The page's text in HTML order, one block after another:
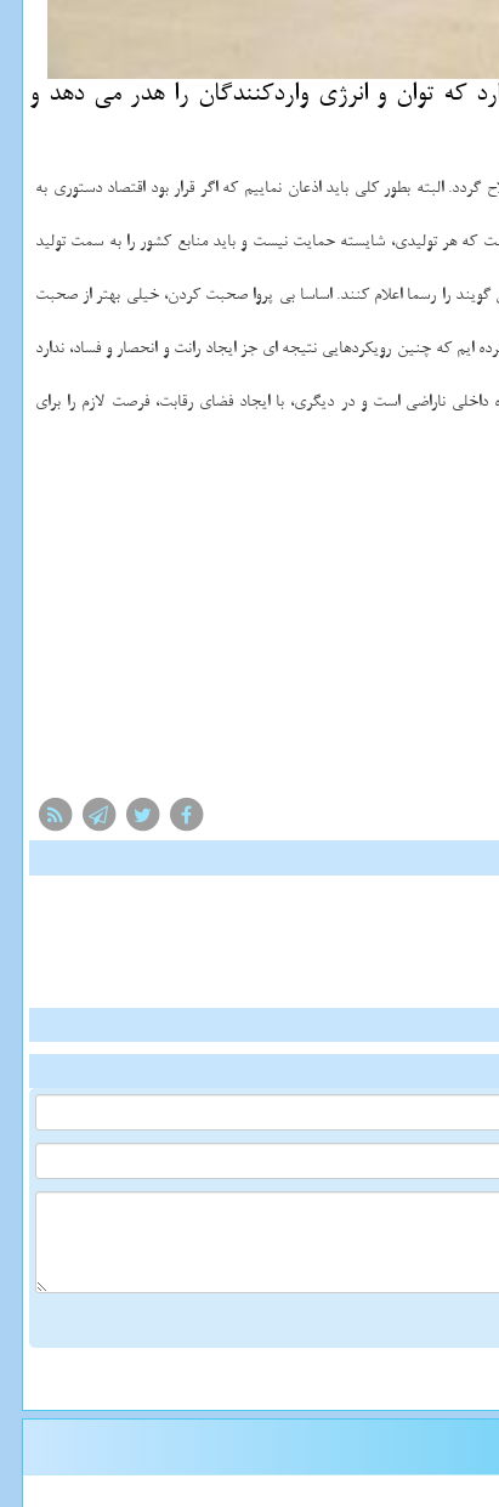
كه توان و انرژی واردكنندگان را هدر می دهد و
گردد. البته بطور کلی باید اذعان نماییم که اگر قرار بود اقتصاد دستوری به
که هر تولیدی، شایسته حمایت نیست و باید منابع کشور را به سمت تولید
را رسما اعلام کنند. اساسا بی پروا صحبت کردن، خیلی بهتر از صحبت
ایم که چنین رویکردهایی نتیجه ای جز ایجاد رانت و انحصار و فساد، ندارد
ناراضی است و در دیگری، با ایجاد فضای رقابت، فرصت لازم را برای